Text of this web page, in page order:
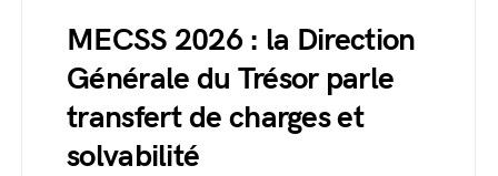
MECSS 2026 : la Direction
Générale du Trésor parle
transfert de charges et
solvabilité